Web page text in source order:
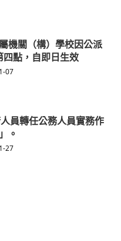
機關（構）學校因公派
四點，自即日生效
07
員轉任公務人員實務作
。
27